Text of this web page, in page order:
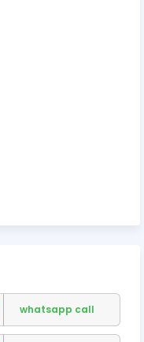
whatsapp call